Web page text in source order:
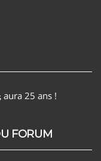
aura 25 ans !
FORUM